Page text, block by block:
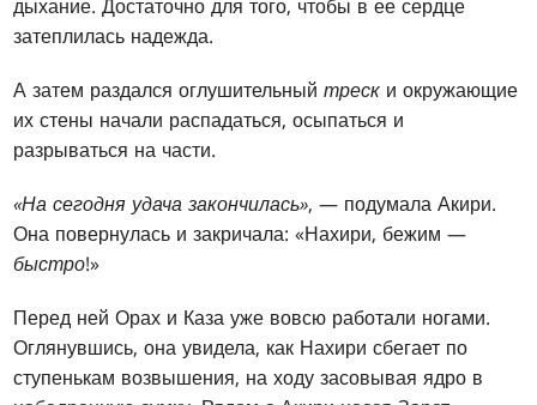
дыхание. Достаточно для того, чтобы в ее сердце
затеплилась надежда.
А затем раздался оглушительныйтреск и окружающие
их стены начали распадаться, осыпаться и
разрываться на части.
«На сегодня удача закончилась», — подумала Акири.
Она повернулась и закричала: «Нахири, бежим —
быстро!»
Перед ней Орах и Каза уже вовсю работали ногами.
Оглянувшись, она увидела, как Нахири сбегает по
ступенькам возвышения, на ходу засовывая ядро в